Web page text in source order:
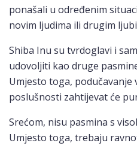
ponašali u određenim
novim ljudima ili drugim
Shiba Inu su tvrdoglavi i
udovoljiti kao druge
Umjesto toga, podučavanje
poslušnosti zahtijevat će
Srećom, nisu pasmina s
Umjesto toga, trebaju